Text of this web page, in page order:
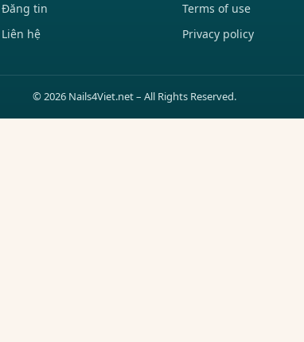
Đăng tin
Liên hệ
Terms of use
Privacy policy
© 2026 Nails4Viet.net – All Rights Reserved.